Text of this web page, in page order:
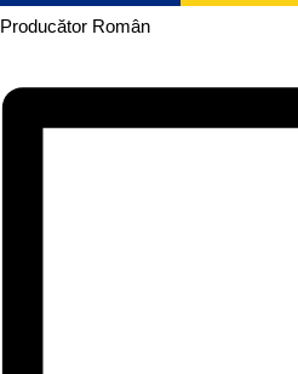
Producător Român